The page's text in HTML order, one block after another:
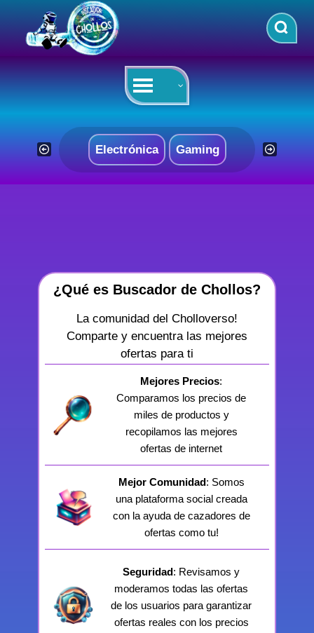
contenido
Electrónica Gaming
¿Qué es Buscador de Chollos?
La comunidad del Cholloverso!
Comparte y encuentra las mejores
ofertas para ti
Mejores Precios:
Comparamos los precios de
miles de productos y
recopilamos las mejores
ofertas de internet
Mejor Comunidad: Somos
una plataforma social creada
con la ayuda de cazadores de
ofertas como tu!
Seguridad: Revisamos y
moderamos todas las ofertas
de los usuarios para garantizar
ofertas reales con los precios